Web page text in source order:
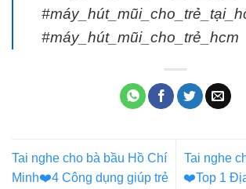
#máy_hút_mũi_cho_trẻ_hcm
Tai nghe cho bà bầu Hồ Chí
Minh❤️️4 Công dụng giúp trẻ
Tai nghe
❤️️Top 1